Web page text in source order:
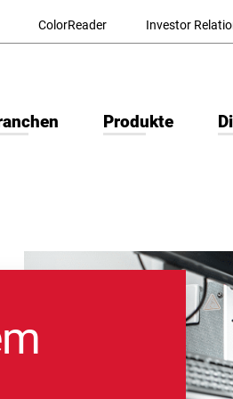
ColorReader Investor
Produkte